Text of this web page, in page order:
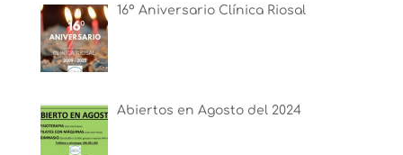
16º Aniversario Clínica Riosal
Abiertos en Agosto del 2024